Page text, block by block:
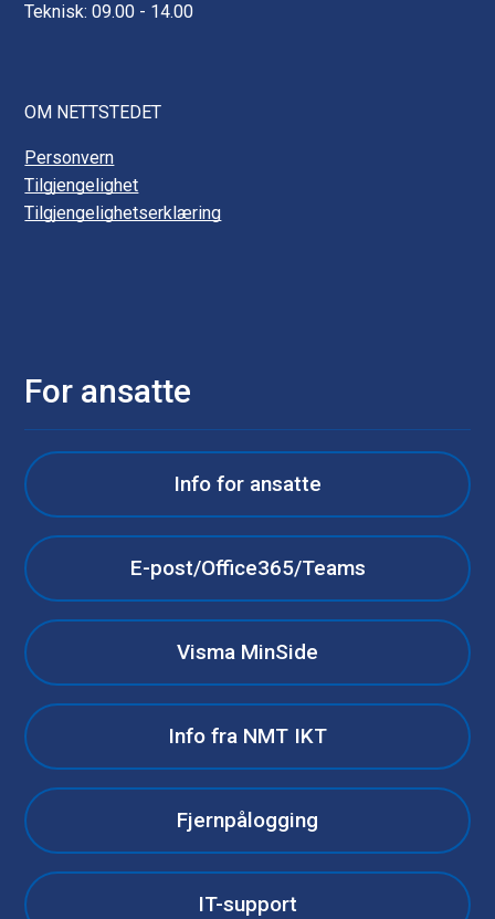
Teknisk: 09.00 - 14.00
OM NETTSTEDET
Personvern
Tilgjengelighet
Tilgjengelighetserklæring
For ansatte
Info for ansatte
E-post/Office365/Teams
Visma MinSide
Info fra NMT IKT
Fjernpålogging
IT-support